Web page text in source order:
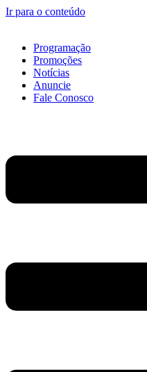
Ir para o conteúdo
Programação
Promoções
Notícias
Anuncie
Fale Conosco